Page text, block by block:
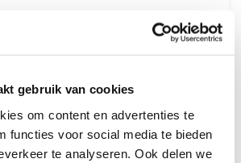
gebruik van cookies
om content en advertenties te
functies voor social media te bieden
te analyseren. Ook delen we
FP 405-11